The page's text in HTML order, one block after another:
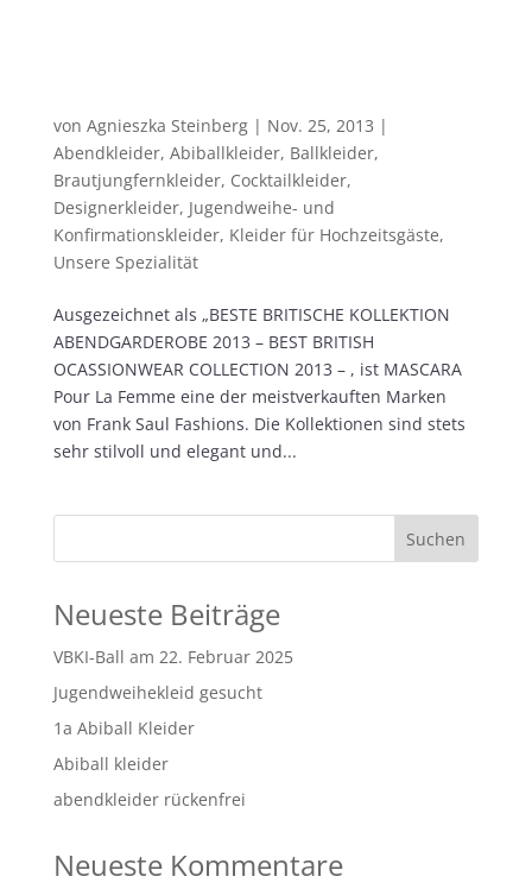
von Agnieszka Steinberg| Nov. 25, 2013 |
Abendkleider, Abiballkleider, Ballkleider,
Brautjungfernkleider, Cocktailkleider,
Designerkleider, Jugendweihe- und
Konfirmationskleider, Kleider für Hochzeitsgäste,
Unsere Spezialität
Ausgezeichnet als „BESTE BRITISCHE KOLLEKTION
ABENDGARDEROBE 2013 – BEST BRITISH
OCASSIONWEAR COLLECTION 2013 – , ist MASCARA
Pour La Femme eine der meistverkauften Marken
von Frank Saul Fashions. Die Kollektionen sind stets
sehr stilvoll und elegant und...
Neueste Beiträge
VBKI-Ball am 22. Februar 2025
Jugendweihekleid gesucht
1a Abiball Kleider
Abiball kleider
abendkleider rückenfrei
Neueste Kommentare